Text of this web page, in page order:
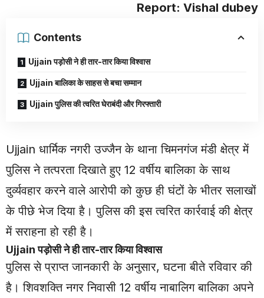
Report: Vishal dubey
Contents
Ujjain पड़ोसी ने ही तार-तार किया विश्वास
Ujjain बालिका के साहस से बचा सम्मान
Ujjain पुलिस की त्वरित घेराबंदी और गिरफ्तारी
Ujjain धार्मिक नगरी उज्जैन के थाना चिमनगंज मंडी क्षेत्र में
पुलिस ने तत्परता दिखाते हुए 12 वर्षीय बालिका के साथ
दुर्व्यवहार करने वाले आरोपी को कुछ ही घंटों के भीतर सलाखों
के पीछे भेज दिया है। पुलिस की इस त्वरित कार्रवाई की क्षेत्र
में सराहना हो रही है।
Ujjainपड़ोसी ने ही तार-तार किया विश्वास
पुलिस से प्राप्त जानकारी के अनुसार, घटना बीते रविवार की
है। शिवशक्ति नगर निवासी 12 वर्षीय नाबालिग बालिका अपने